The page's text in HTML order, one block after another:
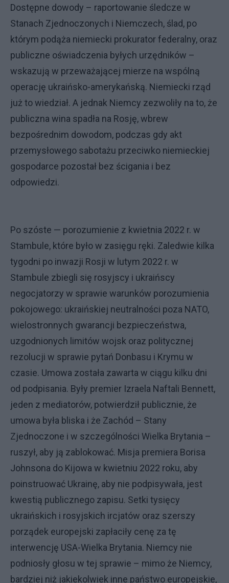
Dostępne dowody – raportowanie śledcze w
Stanach Zjednoczonych i Niemczech, ślad, po
którym podąża niemiecki prokurator federalny, oraz
publiczne oświadczenia byłych urzędników –
wskazują w przeważającej mierze na wspólną
operację ukraińsko-amerykańską. Niemiecki rząd
już to wiedział. A jednak Niemcy zezwoliły na to, że
publiczna wina spadła na Rosję, wbrew
bezpośrednim dowodom, podczas gdy akt
przemysłowego sabotażu przeciwko niemieckiej
gospodarce pozostał bez ścigania i bez
odpowiedzi.
Po szóste — porozumienie z kwietnia 2022 r. w
Stambule, które było w zasięgu ręki. Zaledwie kilka
tygodni po inwazji Rosji w lutym 2022 r. w
Stambule zbiegli się rosyjscy i ukraińscy
negocjatorzy w sprawie warunków porozumienia
pokojowego: ukraińskiej neutralności poza NATO,
wielostronnych gwarancji bezpieczeństwa,
uzgodnionych limitów wojsk oraz politycznej
rezolucji w sprawie pytań Donbasu i Krymu w
czasie. Umowa została zawarta w ciągu kilku dni
od podpisania. Były premier Izraela Naftali Bennett,
jeden z mediatorów, potwierdził publicznie, że
umowa była bliska i że Zachód – Stany
Zjednoczone i w szczególności Wielka Brytania –
ruszył, aby ją zablokować. Misja premiera Borisa
Johnsona do Kijowa w kwietniu 2022 roku, aby
poinstruować Ukrainę, aby nie podpisywała, jest
kwestią publicznego zapisu. Setki tysięcy
ukraińskich i rosyjskich ircjatów oraz szerszy
porządek europejski zapłaciły cenę za tę
interwencję USA-Wielka Brytania. Niemcy nie
podniosły głosu w tej sprawie – mimo że Niemcy,
bardziej niż jakiekolwiek inne państwo europejskie,